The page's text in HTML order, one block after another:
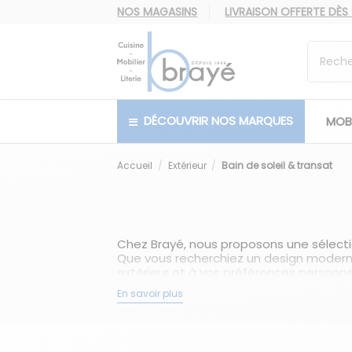
NOS MAGASINS LIVRAISON OFFERTE
DÉCOUVRIR NOS MARQUES
Accueil Extérieur Bain de soleil & transat
Chez Brayé, nous proposons une
Que vous recherchiez un design
extérieur et à vos préférences
Les bains de soleil et les transats sont
détendre en plein air. Ces sièges
En savoir plus